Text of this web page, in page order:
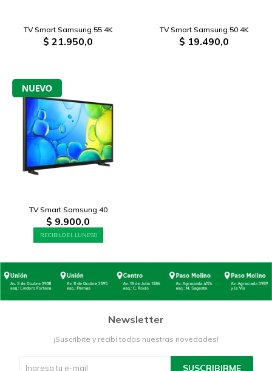
TV Smart Samsung 55 4K
$ 21.950,0
TV Smart Samsung 50 4K
$ 19.490,0
TV Smart Samsung 40
$ 9.900,0
RECIBILO EL LUNES
Newsletter
¡Suscribite y recibí todas nuestras novedades!
SUSCRIBIRME